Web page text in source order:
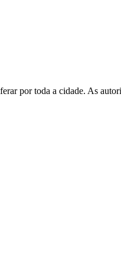
por toda a cidade. As